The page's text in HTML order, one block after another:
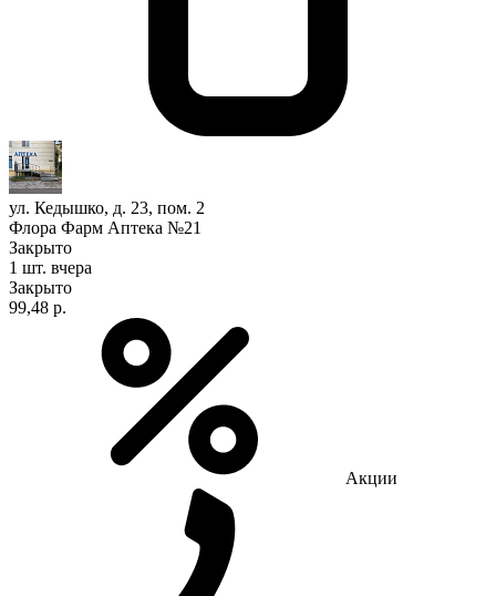
ул. Кедышко, д. 23, пом. 2
Флора Фарм Аптека №21
Закрыто
1 шт. вчера
Закрыто
99,48 р.
Акции